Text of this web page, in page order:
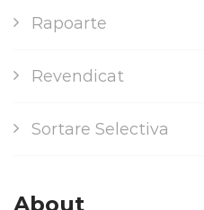
Rapoarte
Revendicat
Sortare Selectiva
About